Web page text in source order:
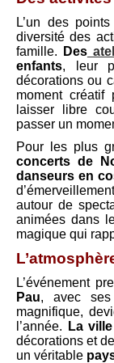
L’un des
diversité des
famille.
Des
enfants, leur
décorations ou
moment créatif
laisser libre
passer un
Pour les plus
concerts de
danseurs en
autour de
animées dans
magique qui
L’événement
Pau, avec ses
magnifique,
l’année.
La
décorations et
un véritable